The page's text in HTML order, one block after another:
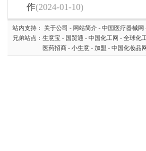
作(2024-01-10)
站内支持： 关于公司 - 网站简介 - 中国医疗器械网
兄弟站点： 生意宝 - 国贸通 - 中国化工网 - 全球化
医药招商 - 小生意 - 加盟 - 中国化妆品网